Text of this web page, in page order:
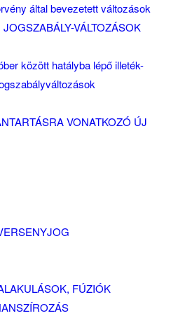
által bevezetett változások
VÁLTOZÁSOK
között hatályba lépő illeték-
VONATKOZÓ ÚJ
FÚZIÓK